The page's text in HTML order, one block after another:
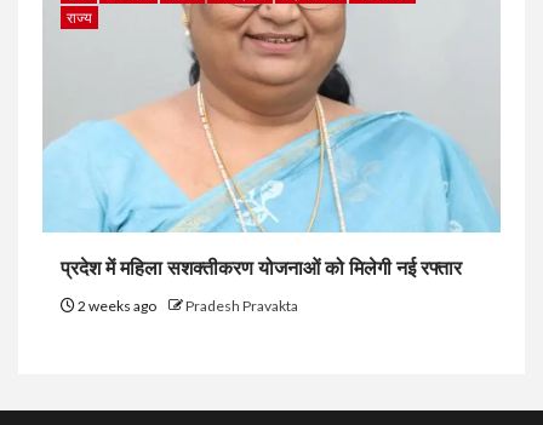
राज्य
प्रदेश में महिला सशक्तीकरण योजनाओं को मिलेगी नई रफ्तार
2 weeks ago Pradesh Pravakta